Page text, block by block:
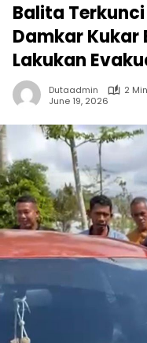
Balita
Damkar Kukar
Lakukan
Dutaadmin
2
June 19, 2026